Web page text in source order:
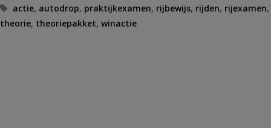
Tags
actie, autodrop, praktijkexamen, rijbewijs, rijden, rijexamen,
theorie, theoriepakket, winactie